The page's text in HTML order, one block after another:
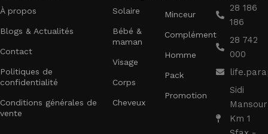
À propos
Blogs & Actualités
Contact
Politiques de
confidentialité
Conditions générales de
vente
Solaire
Bébé &
maman
Visage
Corps
Cheveux
Minceur
Complément
Homme
Pack
Promotion
28 186
186
28 742
000
Sidi
Mansour
Km 1